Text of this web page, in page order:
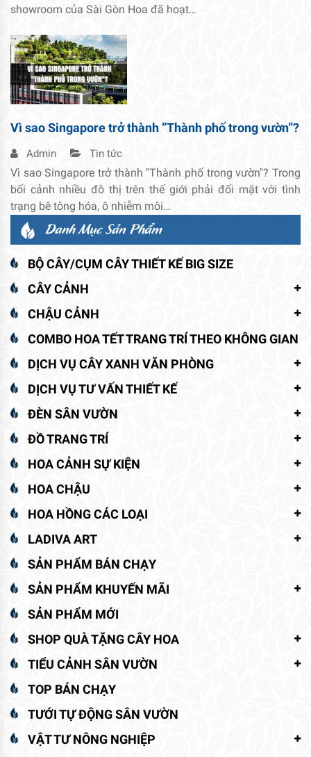
showroom của Sài Gòn Hoa đã hoạt…
Vì sao Singapore trở thành ”Thành phố trong vườn”?
Admin Tin tức
Vì sao Singapore trở thành ''Thành phố trong vườn''? Trong
bối cảnh nhiều đô thị trên thế giới phải đối mặt với tình
trạng bê tông hóa, ô nhiễm môi…
Danh Mục Sản Phẩm
BỘ CÂY/CỤM CÂY THIẾT KẾ BIG SIZE
CÂY CẢNH
CHẬU CẢNH
COMBO HOA TẾT TRANG TRÍ THEO KHÔNG GIAN
DỊCH VỤ CÂY XANH VĂN PHÒNG
DỊCH VỤ TƯ VẤN THIẾT KẾ
ĐÈN SÂN VƯỜN
ĐỒ TRANG TRÍ
HOA CẢNH SỰ KIỆN
HOA CHẬU
HOA HỒNG CÁC LOẠI
LADIVA ART
SẢN PHẨM BÁN CHẠY
SẢN PHẨM KHUYẾN MÃI
SẢN PHẨM MỚI
SHOP QUÀ TẶNG CÂY HOA
TIỂU CẢNH SÂN VƯỜN
TOP BÁN CHẠY
TƯỚI TỰ ĐỘNG SÂN VƯỜN
VẬT TƯ NÔNG NGHIỆP